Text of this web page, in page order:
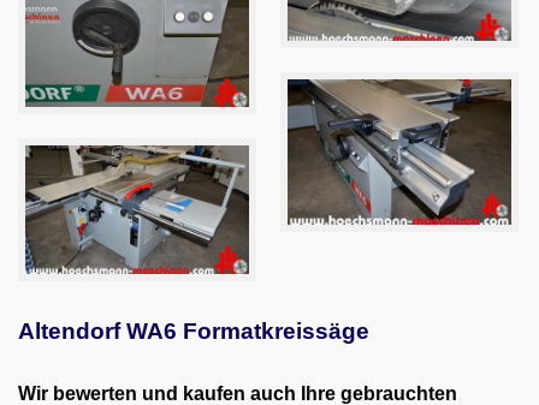
Altendorf WA6 Formatkreissäge
Wir bewerten und kaufen auch Ihre gebrauchten